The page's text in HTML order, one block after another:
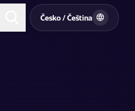
Česko / Čeština